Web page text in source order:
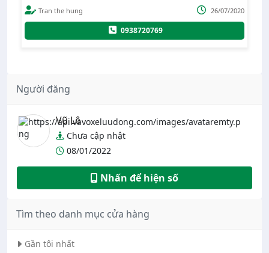
Tran the hung 26/07/2020
0938720769
Người đăng
Vũ Lê
Chưa cập nhật
08/01/2022
Nhấn để hiện số
Tìm theo danh mục cửa hàng
Gần tôi nhất